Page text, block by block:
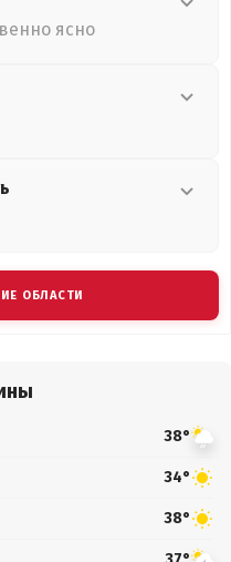
ясно
ОБЛАСТИ
38°
34°
38°